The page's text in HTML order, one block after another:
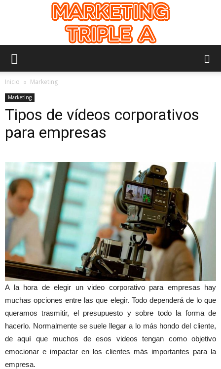
Triple
Inicio Marketing
Marketing
Tipos de vídeos corporativos
para empresas
A la hora de elegir un video corporativo para empresas hay
muchas opciones entre las que elegir. Todo dependerá de lo que
queramos trasmitir, el presupuesto y sobre todo la forma de
hacerlo. Normalmente se suele llegar a lo más hondo del cliente,
de aquí que muchos de esos videos tengan como objetivo
emocionar e impactar en los clientes más importantes para la
empresa.